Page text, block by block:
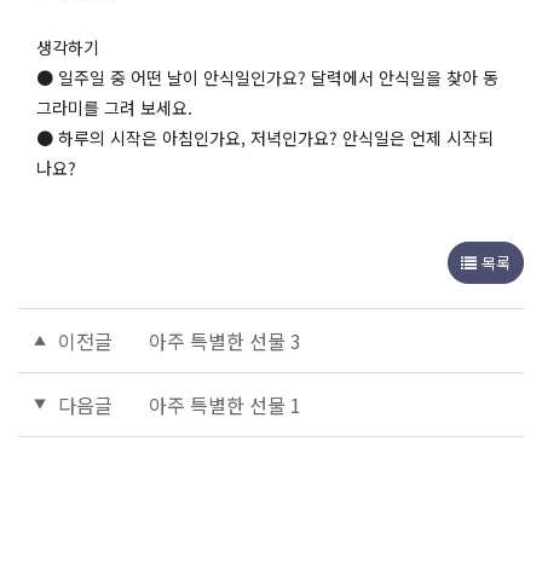
생각하기
● 일주일 중 어떤 날이 안식일인가요? 달력에서 안식일을 찾아 동
그라미를 그려 보세요.
● 하루의 시작은 아침인가요, 저녁인가요? 안식일은 언제 시작되
나요?
목록
이전글 아주 특별한 선물 3
다음글 아주 특별한 선물 1